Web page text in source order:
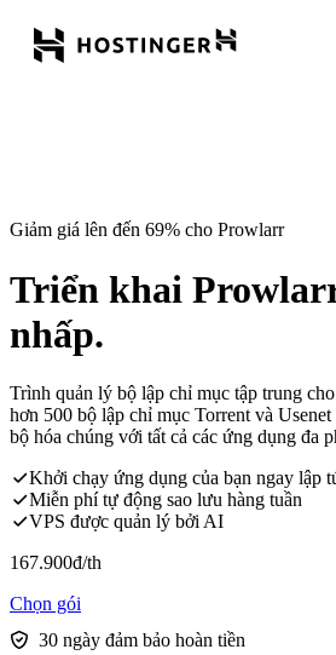
Giảm giá lên đến 69% cho Prowlarr
Triển khai
nhấp.
Trình quản lý bộ lập chỉ mục tập trung
hơn 500 bộ lập chỉ mục Torrent và
bộ hóa chúng với tất cả các ứng dụng đa
Khởi chạy ứng dụng của bạn ngay lập
Miễn phí tự động sao lưu hàng tuần
VPS được quản lý bởi AI
167.900đ/th
Chọn gói
30 ngày đảm bảo hoàn tiền